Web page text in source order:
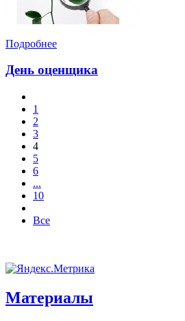
Подробнее
День оценщика
1
2
3
4
5
6
...
10
Все
Материалы